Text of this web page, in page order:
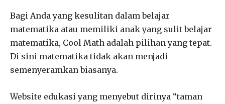
Bagi Anda yang kesulitan dalam belajar
matematika atau memiliki anak yang sulit belajar
matematika, Cool Math adalah pilihan yang tepat.
Di sini matematika tidak akan menjadi
semenyeramkan biasanya.
Website edukasi yang menyebut dirinya “taman